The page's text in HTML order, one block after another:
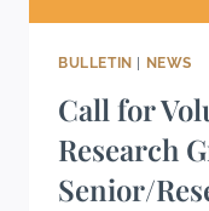
BULLETIN NEWS
Call for
Research
Senior/